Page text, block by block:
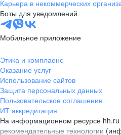
Карьера в некоммерческих
Боты для уведомлений
Мобильное приложение
Этика и комплаенс
Оказание услуг
Использование сайтов
Защита персональных данных
Пользовательское соглашение
ИТ аккредитация
На информационном ресурсе hh.ru
рекомендательные технологии